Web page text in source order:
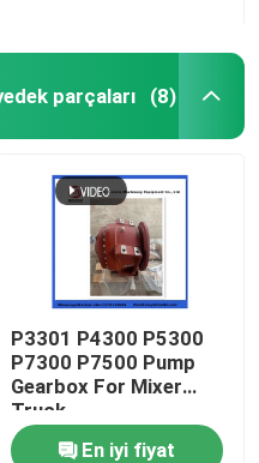
parçaları (8)
P3301 P4300 P5300
P7300 P7500 Pump
Gearbox For Mixer
Truck
En iyi fiyat